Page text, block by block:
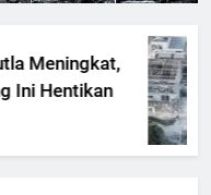
Meningkat,
Hentikan